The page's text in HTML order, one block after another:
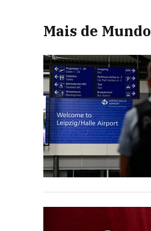
Mais de Mundo